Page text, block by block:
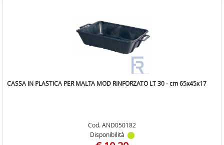
CASSA IN PLASTICA PER MALTA MOD RINFORZATO LT 30 - cm 65x45x17
Cod. AND050182
Disponibilità